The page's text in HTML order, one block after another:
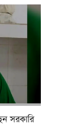
সরকারি